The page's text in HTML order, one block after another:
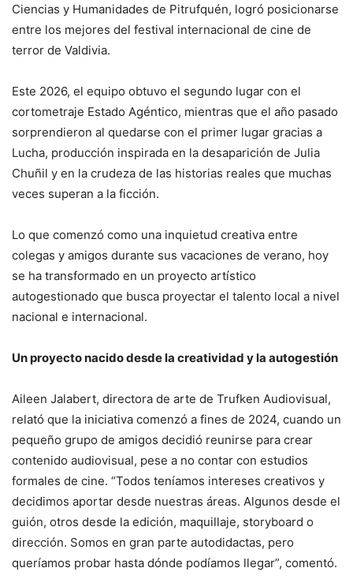
Ciencias y Humanidades de Pitrufquén, logró posicionarse
entre los mejores del festival internacional de cine de
terror de Valdivia.
Este 2026, el equipo obtuvo el segundo lugar con el
cortometraje Estado Agéntico, mientras que el año pasado
sorprendieron al quedarse con el primer lugar gracias a
Lucha, producción inspirada en la desaparición de Julia
Chuñil y en la crudeza de las historias reales que muchas
veces superan a la ficción.
Lo que comenzó como una inquietud creativa entre
colegas y amigos durante sus vacaciones de verano, hoy
se ha transformado en un proyecto artístico
autogestionado que busca proyectar el talento local a nivel
nacional e internacional.
Un proyecto nacido desde la creatividad y la autogestión
Aileen Jalabert, directora de arte de Trufken Audiovisual,
relató que la iniciativa comenzó a fines de 2024, cuando un
pequeño grupo de amigos decidió reunirse para crear
contenido audiovisual, pese a no contar con estudios
formales de cine. “Todos teníamos intereses creativos y
decidimos aportar desde nuestras áreas. Algunos desde el
guión, otros desde la edición, maquillaje, storyboard o
dirección. Somos en gran parte autodidactas, pero
queríamos probar hasta dónde podíamos llegar”, comentó.